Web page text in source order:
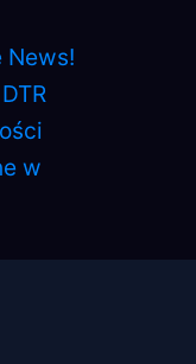
News!
w